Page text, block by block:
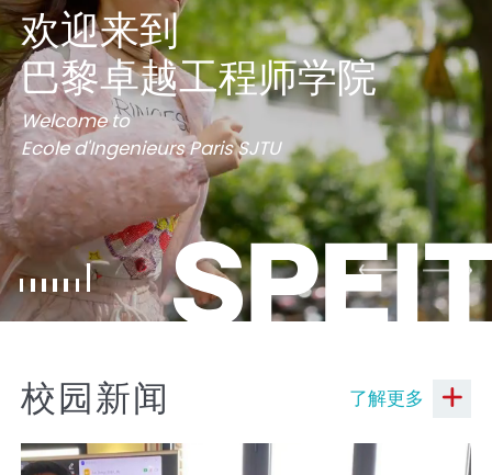
毕业快乐
HAPPY GRADUATION
欢迎来到
巴黎卓越工程师学院
Welcome to
Ecole d'Ingenieurs Paris SJTU
欢迎来到
巴黎卓越工程师学院
Welcome to
Ecole d'Ingenieurs Paris SJTU
欢迎来到
巴黎卓越工程师学院
Welcome to
Ecole d'Ingenieurs Paris SJTU
欢迎来到
巴黎卓越工程师学院
Welcome to
Ecole d'Ingenieurs Paris SJTU
欢迎来到
巴黎卓越工程师学院
Welcome to
Ecole d'Ingenieurs Paris SJTU
欢迎来到
巴黎卓越工程师学院
Welcome to
Ecole d'Ingenieurs Paris SJTU
校园新闻 了解更多